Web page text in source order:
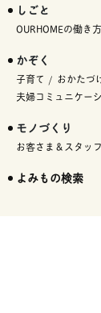
しごと
OURHOMEの働き方
かぞく
子育て おかたづ
夫婦コミュニケー
モノづくり
お客さま＆スタッ
よみもの検索